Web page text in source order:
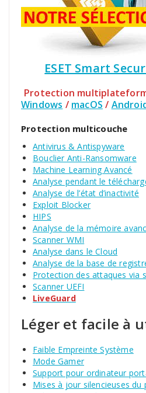
ESET Smart
Protection
Windows / macOS /
Protection multicouche
Antivirus & Antispyware
Bouclier Anti-Ransomware
Machine Learning Avancé
Analyse pendant le
Analyse de l’état d’inactivité
Exploit Blocker
HIPS
Analyse de la mémoire
Scanner WMI
Analyse dans le Cloud
Analyse de la base de
Protection des attaques via
Scanner UEFI
LiveGuard
Léger et facile à
Faible Empreinte Système
Mode Gamer
Support pour ordinateur
Mises à jour silencieuses du